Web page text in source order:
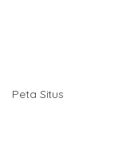
Peta Situs